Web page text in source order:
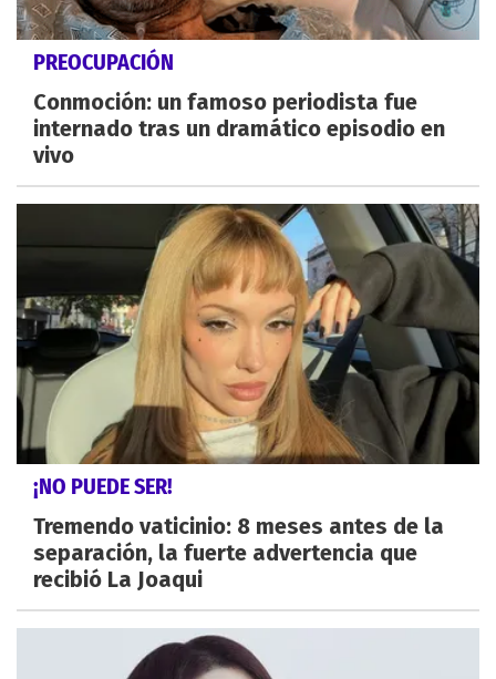
PREOCUPACIÓN
Conmoción: un famoso periodista fue
internado tras un dramático episodio en
vivo
¡NO PUEDE SER!
Tremendo vaticinio: 8 meses antes de la
separación, la fuerte advertencia que
recibió La Joaqui